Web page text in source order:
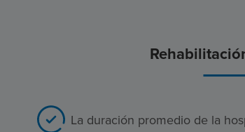
La duración promedio de la